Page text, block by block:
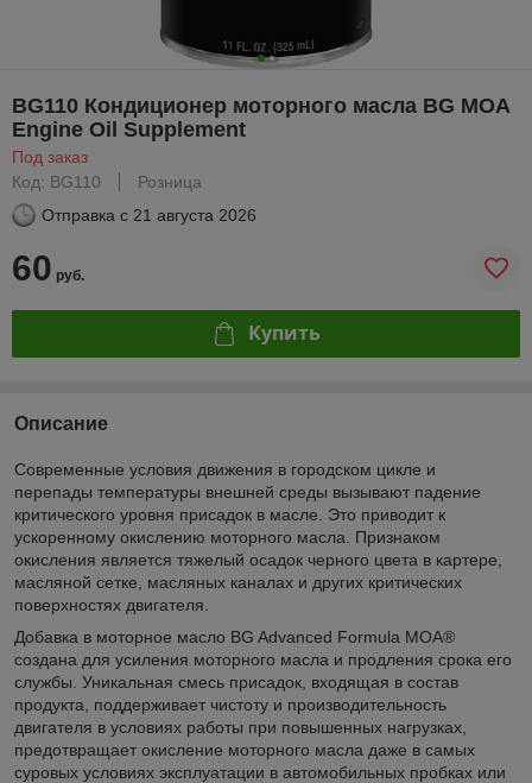
BG110 Кондиционер моторного масла BG MOA
Engine Oil Supplement
Под заказ
Код: BG110
Розница
Отправка с 21 августа 2026
60 руб.
Купить
Описание
Современные условия движения в городском цикле и
перепады температуры внешней среды вызывают падение
критического уровня присадок в масле. Это приводит к
ускоренному окислению моторного масла. Признаком
окисления является тяжелый осадок черного цвета в картере,
масляной сетке, масляных каналах и других критических
поверхностях двигателя.
Добавка в моторное масло BG Advanced Formula MOA®
создана для усиления моторного масла и продления срока его
службы. Уникальная смесь присадок, входящая в состав
продукта, поддерживает чистоту и производительность
двигателя в условиях работы при повышенных нагрузках,
предотвращает окисление моторного масла даже в самых
суровых условиях эксплуатации в автомобильных пробках или